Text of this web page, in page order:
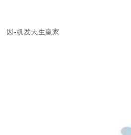
因-凯发天生赢家